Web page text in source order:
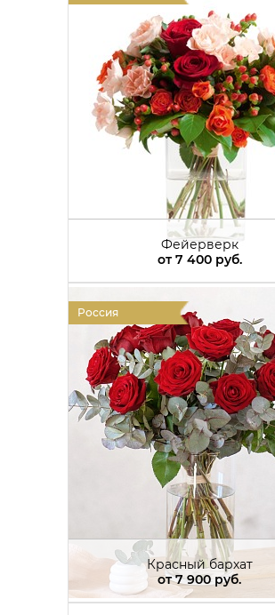
Фейерверк
от7 400 руб.
Россия
Красный бархат
от7 900 руб.